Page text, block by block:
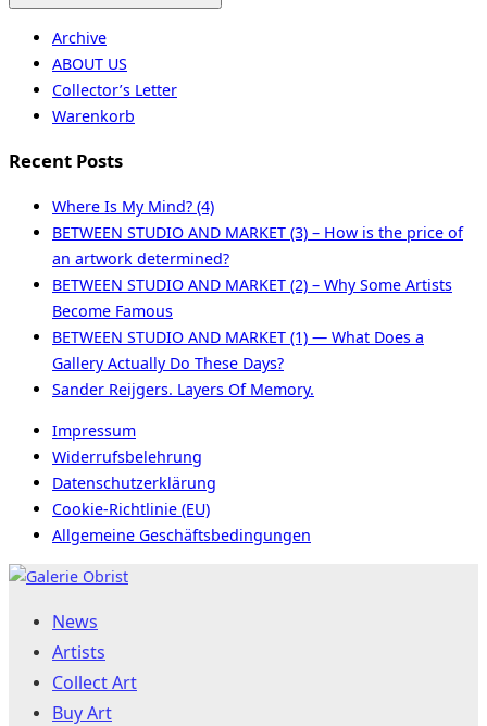
Archive
ABOUT US
Collector’s Letter
Warenkorb
Recent Posts
Where Is My Mind? (4)
BETWEEN STUDIO AND MARKET (3) – How is the price of
an artwork determined?
BETWEEN STUDIO AND MARKET (2) – Why Some Artists
Become Famous
BETWEEN STUDIO AND MARKET (1) — What Does a
Gallery Actually Do These Days?
Sander Reijgers. Layers Of Memory.
Impressum
Widerrufsbelehrung
Datenschutzerklärung
Cookie-Richtlinie (EU)
Allgemeine Geschäftsbedingungen
Skip
contentNews
Artists
Collect Art
Buy Art